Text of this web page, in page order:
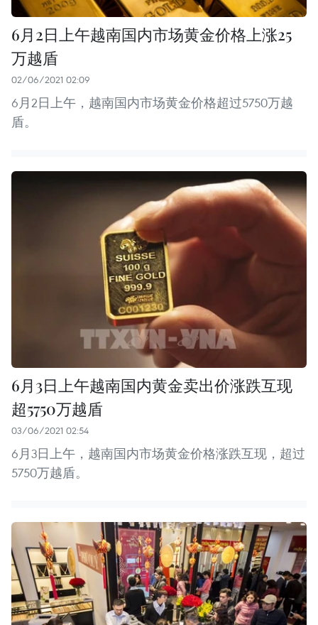
6月2日上午越南国内市场黄金价格上涨25
万越盾
02/06/2021 02:09
6月2日上午，越南国内市场黄金价格超过5750万越
盾。
6月3日上午越南国内黄金卖出价涨跌互现
超5750万越盾
03/06/2021 02:54
6月3日上午，越南国内市场黄金价格涨跌互现，超过
5750万越盾。